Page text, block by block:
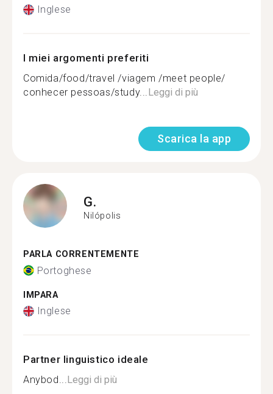
Inglese
I miei argomenti preferiti
Comida/food/travel /viagem /meet people/
conhecer pessoas/study...Leggi di più
Scarica la app
G.
Nilópolis
PARLA CORRENTEMENTE
Portoghese
IMPARA
Inglese
Partner linguistico ideale
Anybod...Leggi di più